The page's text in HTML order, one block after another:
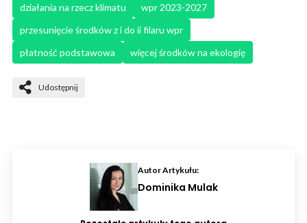
działania na rzecz klimatu
wpr 2023-2027
przesunięcie środków z i do ii filaru wpr
płatność podstawowa
więcej środków na ekologię
Udostępnij
Autor Artykułu:
Dominika Mulak